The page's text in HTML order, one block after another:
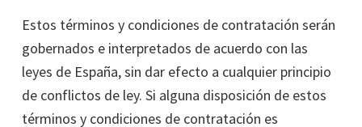
Estos términos y condiciones de contratación serán
gobernados e interpretados de acuerdo con las
leyes de España, sin dar efecto a cualquier principio
de conflictos de ley. Si alguna disposición de estos
términos y condiciones de contratación es